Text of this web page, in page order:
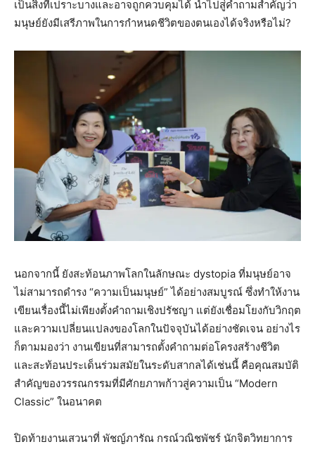
เป็นสิ่งที่เปราะบางและอาจถูกควบคุมได้ นำไปสู่คำถามสำคัญว่า
มนุษย์ยังมีเสรีภาพในการกำหนดชีวิตของตนเองได้จริงหรือไม่?
นอกจากนี้ ยังสะท้อนภาพโลกในลักษณะ dystopia ที่มนุษย์อาจ
ไม่สามารถดำรง “ความเป็นมนุษย์” ได้อย่างสมบูรณ์ ซึ่งทำให้งาน
เขียนเรื่องนี้ไม่เพียงตั้งคำถามเชิงปรัชญา แต่ยังเชื่อมโยงกับวิกฤต
และความเปลี่ยนแปลงของโลกในปัจจุบันได้อย่างชัดเจน อย่างไร
ก็ตามมองว่า งานเขียนที่สามารถตั้งคำถามต่อโครงสร้างชีวิต
และสะท้อนประเด็นร่วมสมัยในระดับสากลได้เช่นนี้ คือคุณสมบัติ
สำคัญของวรรณกรรมที่มีศักยภาพก้าวสู่ความเป็น “Modern
Classic” ในอนาคต
ปิดท้ายงานเสวนาที่ พัชญ์ภารัณ กรณ์วณิชพัชร์ นักจิตวิทยาการ